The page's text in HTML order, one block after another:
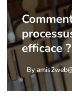
efficace ?
By